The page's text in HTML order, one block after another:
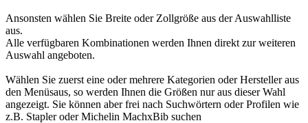
Ansonsten wählen Sie Breite oder Zollgröße aus der Auswahlliste
aus.
Alle verfügbaren Kombinationen werden Ihnen direkt zur weiteren
Auswahl angeboten.
Wählen Sie zuerst eine oder mehrere Kategorien oder Hersteller aus
den Menüsaus, so werden Ihnen die Größen nur aus dieser Wahl
angezeigt. Sie können aber frei nach Suchwörtern oder Profilen wie
z.B. Stapler oder Michelin MachxBib suchen